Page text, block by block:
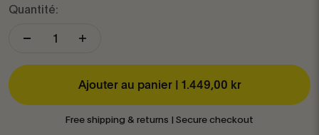
Quantité:
Ajouter au panier | 1.449,00 kr
Free shipping & returns | Secure checkout